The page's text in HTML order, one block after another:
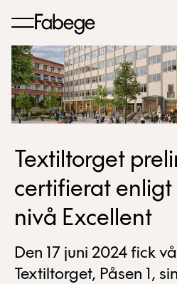
Textiltorget
certifierat enligt
nivå Excellent
Den 17 juni 2024 fick
Textiltorget, Påsen 1,